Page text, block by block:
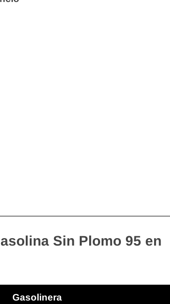
Sin Plomo 95 en
Gasolinera